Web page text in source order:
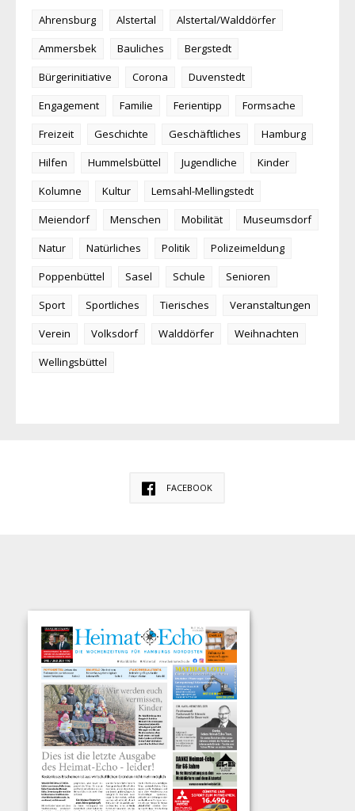
Ahrensburg Alstertal
Alstertal/Walddörfer
Ammersbek
Bauliches
Bergstedt
Bürgerinitiative
Corona
Duvenstedt
Engagement
Familie Ferientipp
Formsache
Freizeit
Geschichte Geschäftliches
Hamburg
Hilfen
Hummelsbüttel Jugendliche
Kinder
Kolumne
Kultur
Lemsahl-Mellingstedt
Meiendorf
Menschen Mobilität
Museumsdorf
Natur
Natürliches Politik
Polizeimeldung
Poppenbüttel
Sasel Schule
Senioren
Sport
Sportliches Tierisches
Veranstaltungen
Verein
Volksdorf Walddörfer
Weihnachten
Wellingsbüttel
FACEBOOK